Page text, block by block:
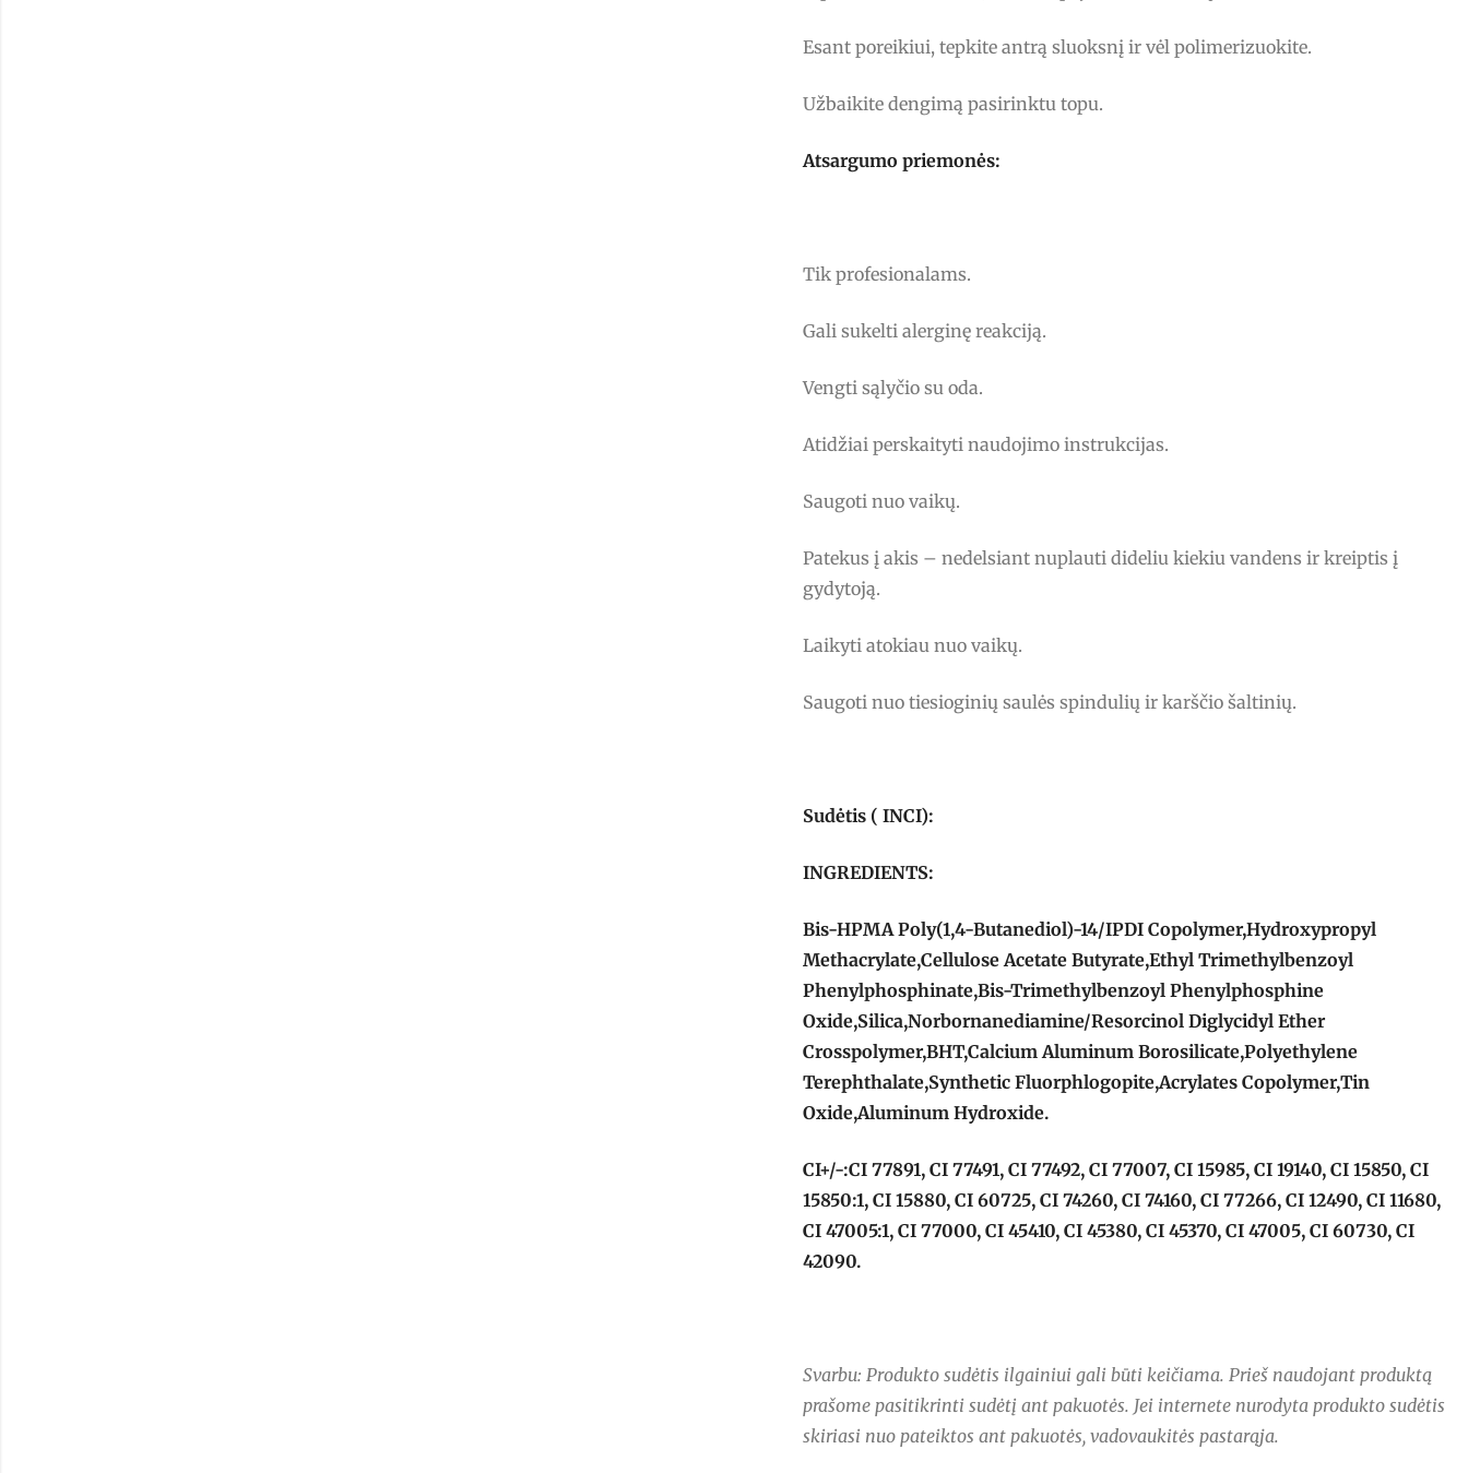
Esant poreikiui, tepkite antrą sluoksnį ir vėl polimerizuokite.
Užbaikite dengimą pasirinktu topu.
Atsargumo priemonės:
Tik profesionalams.
Gali sukelti alerginę reakciją.
Vengti sąlyčio su oda.
Atidžiai perskaityti naudojimo instrukcijas.
Saugoti nuo vaikų.
Patekus į akis – nedelsiant nuplauti dideliu kiekiu vandens ir kreiptis į
gydytoją.
Laikyti atokiau nuo vaikų.
Saugoti nuo tiesioginių saulės spindulių ir karščio šaltinių.
Sudėtis ( INCI):
INGREDIENTS:
Bis-HPMA Poly(1,4-Butanediol)-14/IPDI Copolymer,Hydroxypropyl
Methacrylate,Cellulose Acetate Butyrate,Ethyl Trimethylbenzoyl
Phenylphosphinate,Bis-Trimethylbenzoyl Phenylphosphine
Oxide,Silica,Norbornanediamine/Resorcinol Diglycidyl Ether
Crosspolymer,BHT,Calcium Aluminum Borosilicate,Polyethylene
Terephthalate,Synthetic Fluorphlogopite,Acrylates Copolymer,Tin
Oxide,Aluminum Hydroxide.
CI+/-:CI 77891, CI 77491, CI 77492, CI 77007, CI 15985, CI 19140, CI 15850, CI
15850:1, CI 15880, CI 60725, CI 74260, CI 74160, CI 77266, CI 12490, CI 11680,
CI 47005:1, CI 77000, CI 45410, CI 45380, CI 45370, CI 47005, CI 60730, CI
42090.
Svarbu: Produkto sudėtis ilgainiui gali būti keičiama. Prieš naudojant produktą
prašome pasitikrinti sudėtį ant pakuotės. Jei internete nurodyta produkto sudėtis
skiriasi nuo pateiktos ant pakuotės, vadovaukitės pastarąja.